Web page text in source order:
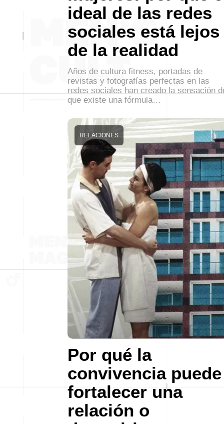
ideal de las redes
sociales está lejos
de la realidad
Años de cultura fitness, portadas de
revistas y fotografías perfectas en las
redes sociales han creado la sensación
que existe una fórmula…
Por qué la
convivencia puede
fortalecer una
relación o
RELACIONES